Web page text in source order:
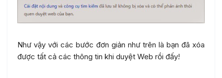
Như vậy với các bước đơn giản như trên là bạn đã xóa
được tất cả các thông tin khi duyệt Web rồi đấy!